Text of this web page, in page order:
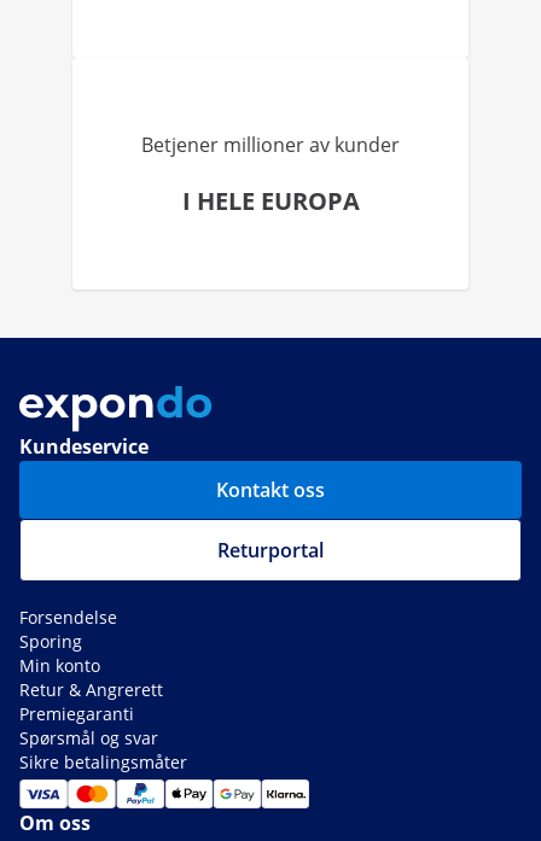
Betjener millioner av kunder
I HELE EUROPA
Kundeservice
Kontakt oss
Returportal
Forsendelse
Sporing
Min konto
Retur & Angrerett
Premiegaranti
Spørsmål og svar
Sikre betalingsmåter
Om oss